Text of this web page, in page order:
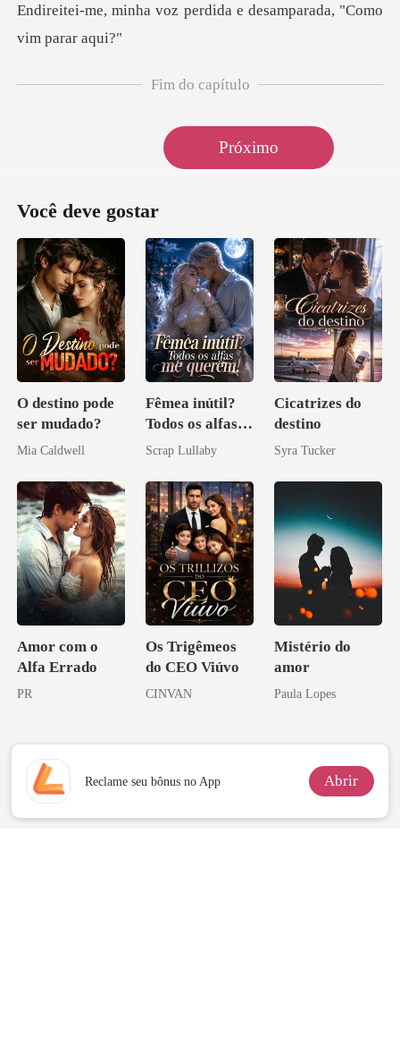
z perdida e desamparada
Fim do capítulo
Próximo
Você deve gostar
O destino pode
ser mudado?
Mia Caldwell
Fêmea inútil?
Todos os alfas
me querem!
Scrap Lullaby
Cicatrizes do
destino
Syra Tucker
Amor com o
Alfa Errado
PR
Os Trigêmeos
do CEO Viúvo
CINVAN
Mistério do
amor
Paula Lopes
Reclame seu bônus no App Abrir